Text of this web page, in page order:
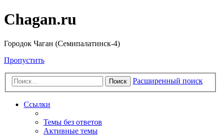
Chagan.ru
Городок Чаган (Семипалатинск-4)
Пропустить
Поиск Расширенный поиск
Ссылки
Темы без ответов
Активные темы